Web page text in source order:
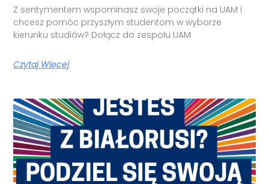
Z sentymentem wspominasz swoje początki na UAM i
chcesz pomóc przyszłym studentom w wyborze
kierunku studiów? Dołącz do zespołu UAM
Czytaj Więcej